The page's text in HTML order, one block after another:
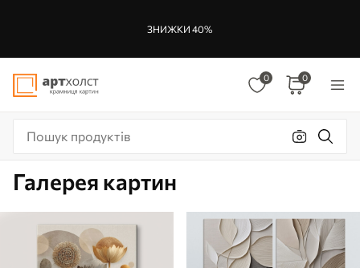
ЗНИЖКИ 40%
0 0
Галерея картин